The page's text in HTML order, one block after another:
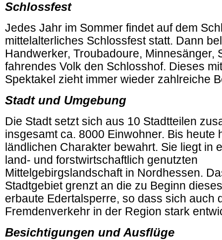
Schlossfest
Jedes Jahr im Sommer findet auf dem
mittelalterliches Schlossfest statt. Dann
Handwerker, Troubadoure, Minnesänger,
fahrendes Volk den Schlosshof. Dieses
Spektakel zieht immer wieder zahlreiche
Stadt und Umgebung
Die Stadt setzt sich aus 10 Stadtteilen
insgesamt ca. 8000 Einwohner. Bis heute
ländlichen Charakter bewahrt. Sie liegt in
land- und forstwirtschaftlich genutzten
Mittelgebirgslandschaft in Nordhessen.
Stadtgebiet grenzt an die zu Beginn
erbaute Edertalsperre, so dass sich auch
Fremdenverkehr in der Region stark
Besichtigungen und Ausflüge